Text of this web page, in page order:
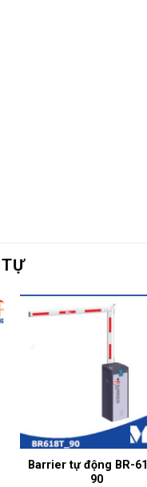
Barrier tự động BR-
90